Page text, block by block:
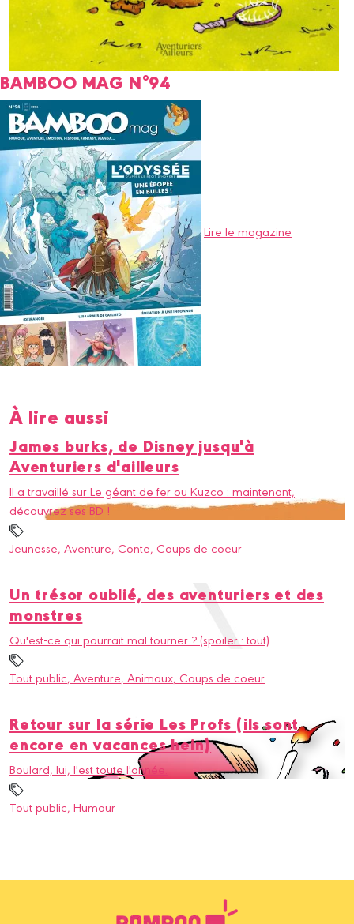
BAMBOO MAG N°94
Lire le magazine
À lire aussi
James burks, de Disney jusqu'à
Aventuriers d'ailleurs
Il a travaillé sur Le géant de fer ou Kuzco : maintenant,
découvrez ses BD !
Jeunesse, Aventure, Conte, Coups de coeur
Un trésor oublié, des aventuriers et des
monstres
Qu'est-ce qui pourrait mal tourner ? (spoiler : tout)
Tout public, Aventure, Animaux, Coups de coeur
Retour sur la série Les Profs (ils sont
encore en vacances hein)
Boulard, lui, l'est toute l'année.
Tout public, Humour